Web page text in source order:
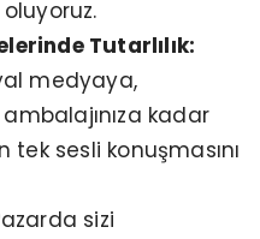
Tutarlılık:
medyaya,
kadar
tek sesli konuşmasını
sizi